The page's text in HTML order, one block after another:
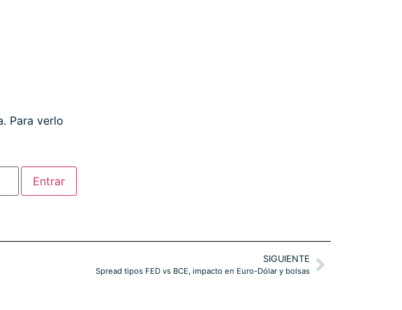
Para verlo
SIGUIENTE
Spread tipos FED vs BCE, impacto en Euro-Dólar y bolsas